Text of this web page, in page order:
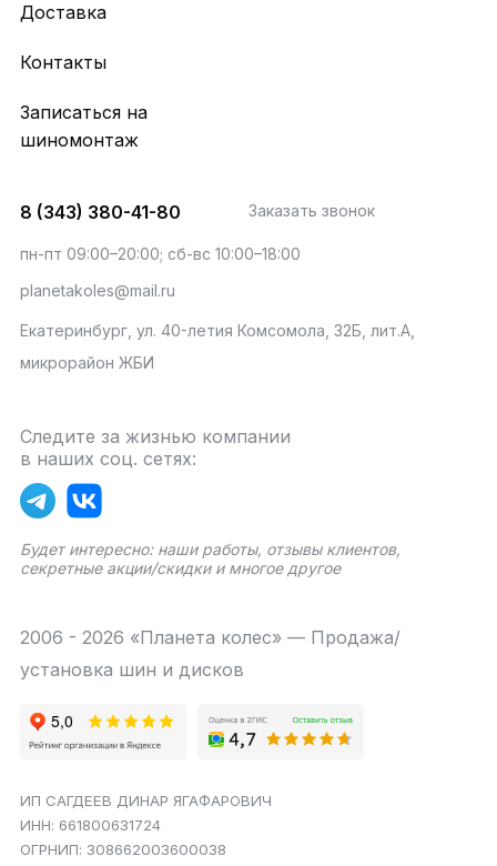
Доставка
Контакты
Записаться на
шиномонтаж
8 (343) 380-41-80 Заказать звонок
пн-пт 09:00–20:00; сб-вс 10:00–18:00
planetakoles@mail.ru
Екатеринбург, ул. 40-летия Комсомола, 32Б, лит.А,
микрорайон ЖБИ
Следите за жизнью компании
в наших соц. сетях:
Будет интересно: наши работы, отзывы клиентов,
секретные акции/скидки и многое другое
2006 - 2026 «Планета колес» — Продажа/
установка шин и дисков
ИП САГДЕЕВ ДИНАР ЯГАФАРОВИЧ
ИНН: 661800631724
ОГРНИП: 308662003600038